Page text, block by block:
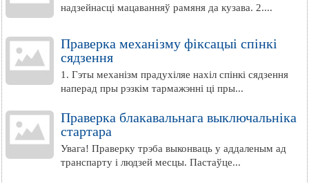
надзейнасці мацаванняў рамяня да кузава. 2....
Праверка механізму фіксацыі спінкі
сядзення
1. Гэты механізм прадухіляе нахіл спінкі сядзення
наперад пры рэзкім тармажэнні ці пры...
Праверка блакавальнага выключальніка
стартара
Увага! Праверку трэба выконваць у аддаленым ад
транспарту і людзей месцы. Пастаўце...